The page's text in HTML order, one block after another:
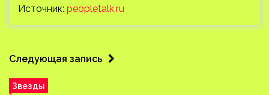
Источник: peopletalk.ru
Следующая запись
Звезды